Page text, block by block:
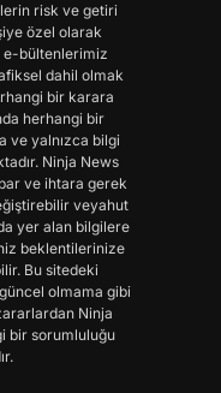
risk ve getiri
özel olarak
e-bültenlerimiz
dahil olmak
bir karara
herhangi bir
ve yalnızca bilgi
Ninja News
ve ihtara gerek
veyahut
yer alan bilgilere
beklentilerinize
Bu sitedeki
olmama gibi
Ninja
bir sorumluluğu